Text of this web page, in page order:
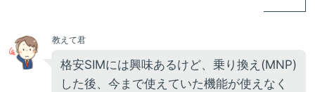
教えて君
格安SIMには興味あるけど、乗り換え(MNP)
した後、今まで使えていた機能が使えなく